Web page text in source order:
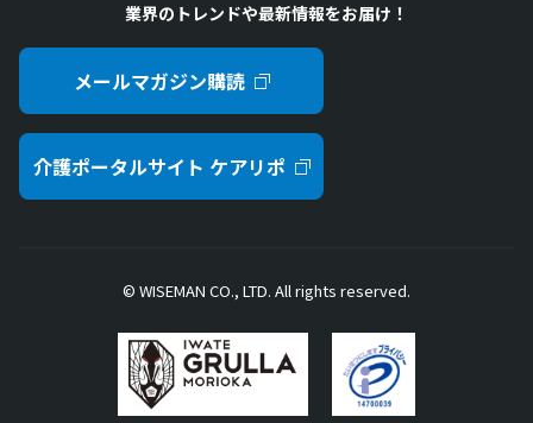
業界のトレンドや最新情報をお届け！
メールマガジン購読
介護ポータルサイト ケアリポ
© WISEMAN CO., LTD. All rights reserved.